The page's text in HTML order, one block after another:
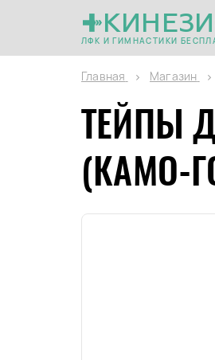
ЛФК И ГИМНАСТИКИ
Главная Магазин
ТЕЙПЫ
(КАМО-